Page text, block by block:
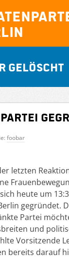
gelöscht
foobar
letzten
heute um
gegründet.
Partei
und
Vorsitzende
bereits darauf